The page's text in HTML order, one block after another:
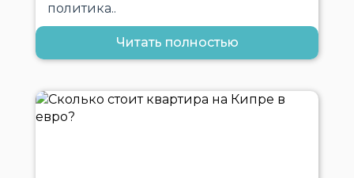
политика..
Читать полностью